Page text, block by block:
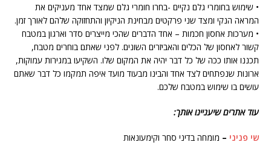
• שימוש בחומרי גלם נקיים -בחרו חומרי גלם שמצד אחד מעניקים את
המראה הנקי ומצד שני פרקטים מבחינת הניקיון והתחזוקה שלהם לאורך זמן.
• מערכות אחסון חכמות – אחד הדברים שהכי מייצרים סדר וארגון במטבח
קשור לאחסון של הכלים והאביזרים השונים. לפני שאתם בוחרים מטבח,
תכננו אותו ככה של כל דבר יהיה את המקום שלו. השקיעו במגירות עמוקות,
ארונות שנפתחים לצד אחד והבינו מבעוד מועד איפה תמקמו כל דבר שאתם
עושים בו שימוש במטבח שלכם.
עוד אתרים שיעניינו אותך:
שי פניני – מומחה בדיני סחר וקימעונאות